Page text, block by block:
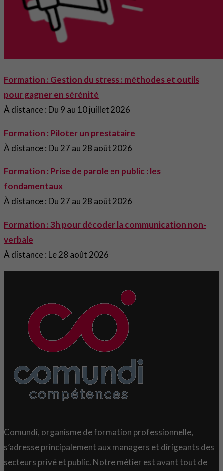
Formation : Gestion du stress : méthodes et outils
pour gagner en sérénité
À distance : Du 9 au 10 juillet 2026
Formation : Piloter un prestataire
À distance : Du 27 au 28 août 2026
Formation : Prise de parole en public : les
fondamentaux
À distance : Du 27 au 28 août 2026
Formation : 3h pour décoder la communication non-
verbale
À distance : Le 28 août 2026
Comundi, organisme de formation professionnelle,
s’adresse principalement aux managers et dirigeants des
secteurs privé et public. Notre métier est avant tout de